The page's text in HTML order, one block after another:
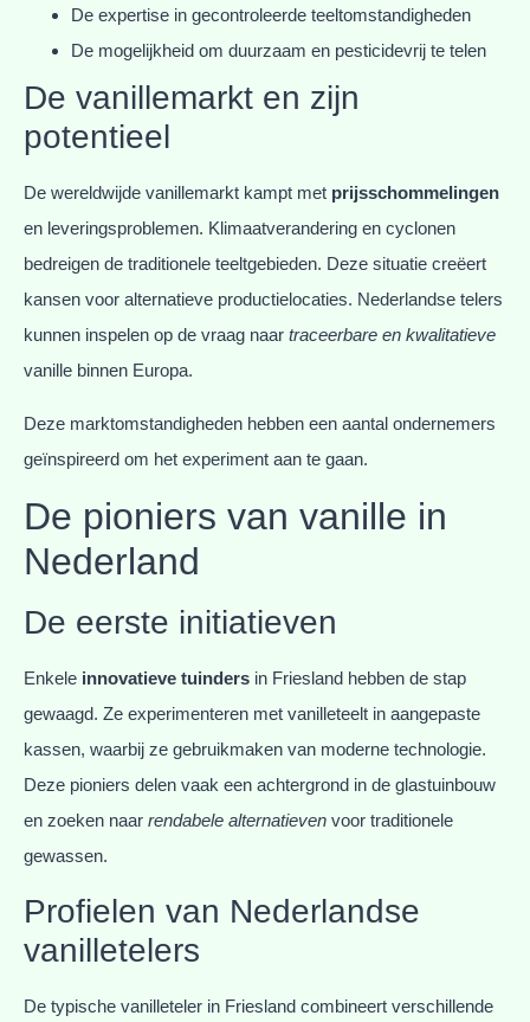
De expertise in gecontroleerde teeltomstandigheden
De mogelijkheid om duurzaam en pesticidevrij te telen
De vanillemarkt en zijn
potentieel
De wereldwijde vanillemarkt kampt met prijsschommelingen
en leveringsproblemen. Klimaatverandering en cyclonen
bedreigen de traditionele teeltgebieden. Deze situatie creëert
kansen voor alternatieve productielocaties. Nederlandse telers
kunnen inspelen op de vraag naar traceerbare en kwalitatieve
vanille binnen Europa.
Deze marktomstandigheden hebben een aantal ondernemers
geïnspireerd om het experiment aan te gaan.
De pioniers van vanille in
Nederland
De eerste initiatieven
Enkele innovatieve tuinders in Friesland hebben de stap
gewaagd. Ze experimenteren met vanilleteelt in aangepaste
kassen, waarbij ze gebruikmaken van moderne technologie.
Deze pioniers delen vaak een achtergrond in de glastuinbouw
en zoeken naar rendabele alternatieven voor traditionele
gewassen.
Profielen van Nederlandse
vanilletelers
De typische vanilleteler in Friesland combineert verschillende